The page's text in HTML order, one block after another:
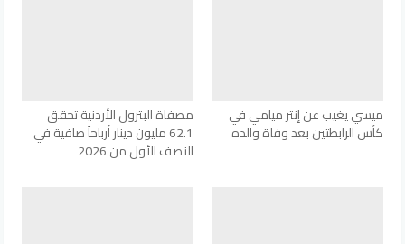
ميسي يغيب عن إنتر ميامي في
كأس الرابطتين بعد وفاة والده
مصفاة البترول الأردنية تحقق
62.1 مليون دينار أرباحاً صافية في
النصف الأول من 2026